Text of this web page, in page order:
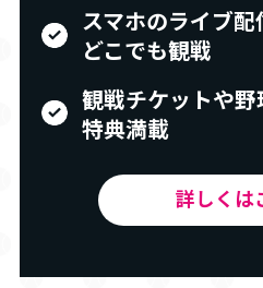
スマホのライブ配
どこでも観戦
観戦チケットや
特典満載
詳しくは